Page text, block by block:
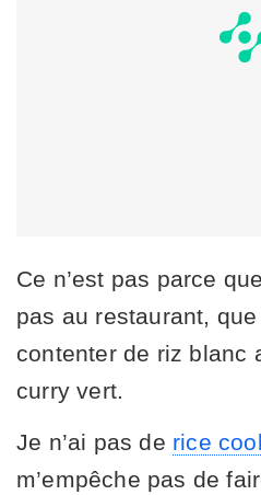
Ce n’est pas parce
pas au restaurant,
contenter de riz blanc
curry vert.
Je n’ai pas de rice
m’empêche pas de